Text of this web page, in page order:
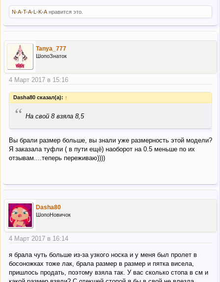
N-A-T-A-L-K-A нравится это.
Tanya_777
ШопоЗнаток
4 Март 2017 в 15:16
Dasha80 сказал(а): ↑
“ На свой 8 взяла 8,5
Вы брали размер больше, вы знали уже размерность этой модели?
Я заказала туфли ( в пути ещё) наоборот на 0.5 меньше по их
отзывам....теперь переживаю))))
Dasha80
ШопоНовичок
4 Март 2017 в 16:14
я брала чуть больше из-за узкого носка и у меня был пролет в
босоножках тоже лак, брала размер в размер и пятка висела,
пришлось продать, поэтому взяла так. У вас сколько стопа в см и